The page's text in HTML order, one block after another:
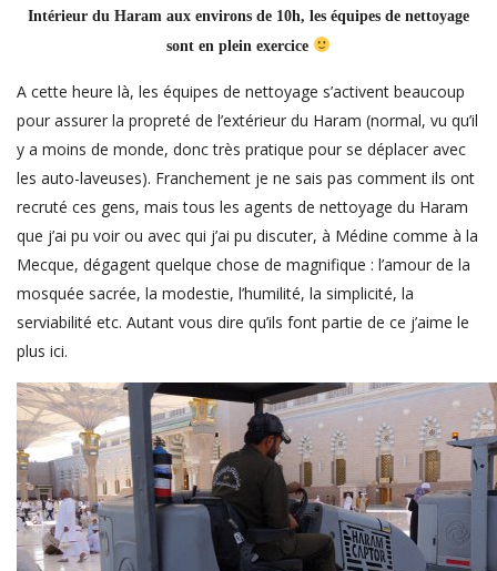
Intérieur du Haram aux environs de 10h, les équipes de nettoyage
sont en plein exercice
A cette heure là, les équipes de nettoyage s’activent beaucoup
pour assurer la propreté de l’extérieur du Haram (normal, vu qu’il
y a moins de monde, donc très pratique pour se déplacer avec
les auto-laveuses). Franchement je ne sais pas comment ils ont
recruté ces gens, mais tous les agents de nettoyage du Haram
que j’ai pu voir ou avec qui j’ai pu discuter, à Médine comme à la
Mecque, dégagent quelque chose de magnifique : l’amour de la
mosquée sacrée, la modestie, l’humilité, la simplicité, la
serviabilité etc. Autant vous dire qu’ils font partie de ce j’aime le
plus ici.